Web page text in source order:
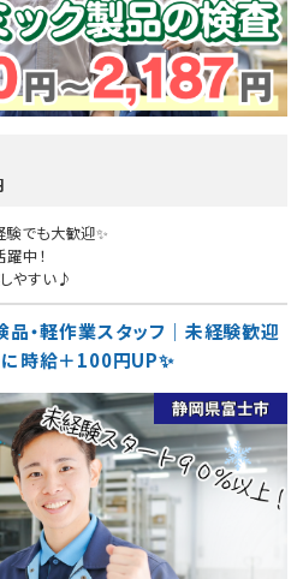
でも大歓迎✨
中！
やすい♪
品・軽作業スタッフ｜未経験歓迎
時給＋100円UP✨